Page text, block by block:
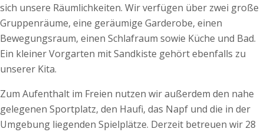
sich unsere Räumlichkeiten. Wir verfügen über zwei große
Gruppenräume, eine geräumige Garderobe, einen
Bewegungsraum, einen Schlafraum sowie Küche und Bad.
Ein kleiner Vorgarten mit Sandkiste gehört ebenfalls zu
unserer Kita.
Zum Aufenthalt im Freien nutzen wir außerdem den nahe
gelegenen Sportplatz, den Haufi, das Napf und die in der
Umgebung liegenden Spielplätze. Derzeit betreuen wir 28